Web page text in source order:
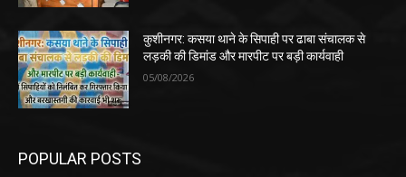
कुशीनगर: कसया थाने के सिपाही पर ढाबा संचालक से
लड़की की डिमांड और मारपीट पर बड़ी कार्यवाही
05/08/2026
POPULAR POSTS